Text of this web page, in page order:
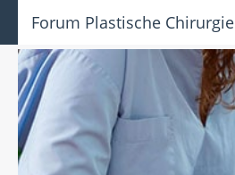
Forum Plastische Chirurgie